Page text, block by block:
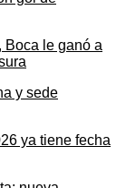
Boca le ganó a
ya tiene fecha